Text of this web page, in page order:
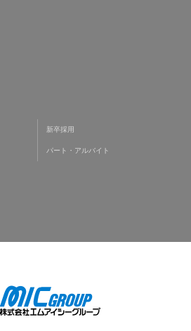
新卒採用
パート・アルバイト